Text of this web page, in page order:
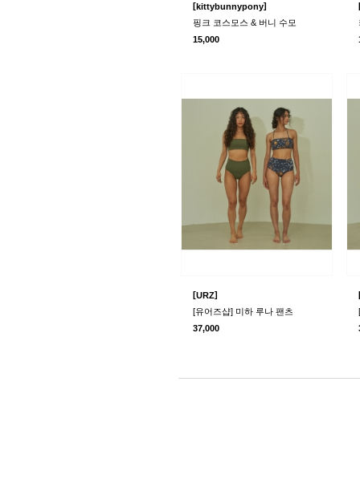
[kittybunnypony]
핑크 코스모스 & 버니 수모
15,000
[URZ]
[유어즈샵] 미하 루나 팬츠
37,000